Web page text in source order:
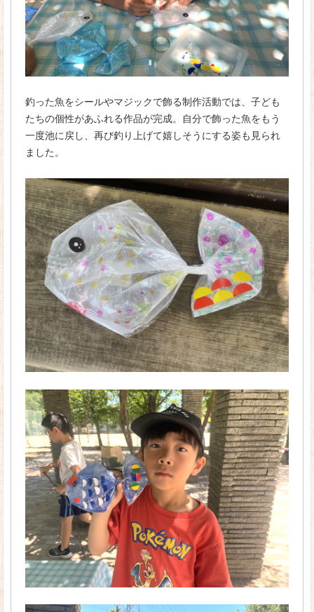
釣った魚をシールやマジックで飾る制作活動では、子ども
たちの個性があふれる作品が完成。自分で飾った魚をもう
一度池に戻し、再び釣り上げて嬉しそうにする姿も見られ
ました。